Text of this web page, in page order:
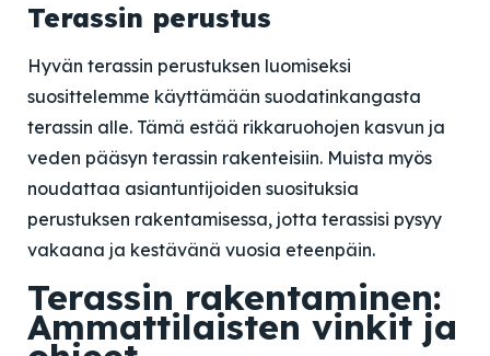
Terassin perustus
Hyvän terassin perustuksen luomiseksi
suosittelemme käyttämään suodatinkangasta
terassin alle. Tämä estää rikkaruohojen kasvun ja
veden pääsyn terassin rakenteisiin. Muista myös
noudattaa asiantuntijoiden suosituksia
perustuksen rakentamisessa, jotta terassisi pysyy
vakaana ja kestävänä vuosia eteenpäin.
Terassin rakentaminen:
Ammattilaisten vinkit ja